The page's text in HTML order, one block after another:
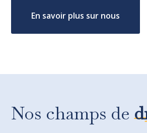
En savoir plus sur nous
Nos champs de